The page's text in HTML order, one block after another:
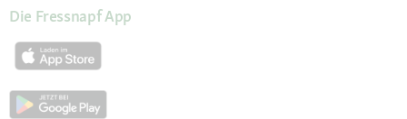
Die Fressnapf App